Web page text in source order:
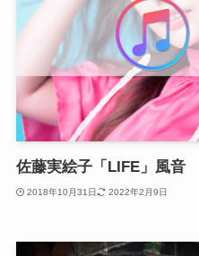
佐藤実絵子「LIFE」風音
2018年10月31日 2022年2月9日